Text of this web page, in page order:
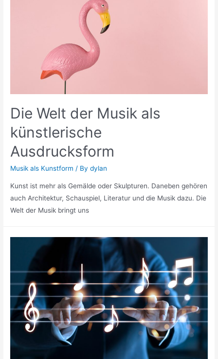
Die Welt der Musik als
künstlerische
Ausdrucksform
Musik als Kunstform / Bydylan
Kunst ist mehr als Gemälde oder Skulpturen. Daneben gehören
auch Architektur, Schauspiel, Literatur und die Musik dazu. Die
Welt der Musik bringt uns